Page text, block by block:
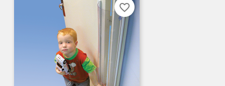
favorite_border